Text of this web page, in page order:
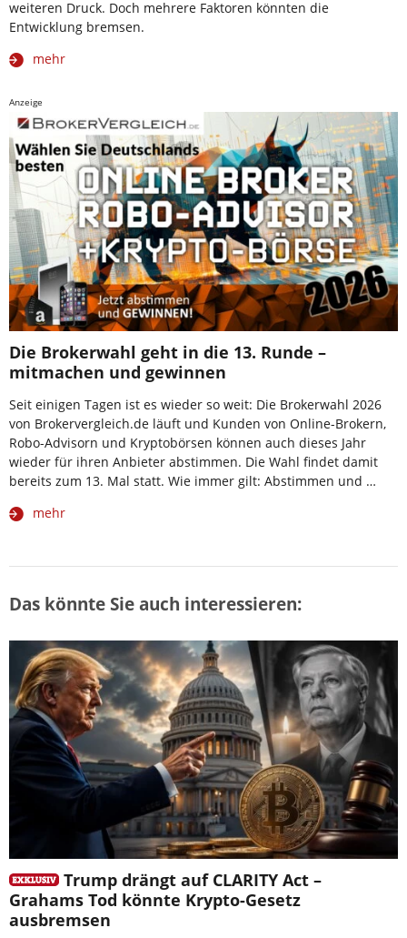
weiteren Druck. Doch mehrere Faktoren könnten die
Entwicklung bremsen.
mehr
Anzeige
Die Brokerwahl geht in die 13. Runde –
mitmachen und gewinnen
Seit einigen Tagen ist es wieder so weit: Die Brokerwahl 2026
von Brokervergleich.de läuft und Kunden von Online-Brokern,
Robo-Advisorn und Kryptobörsen können auch dieses Jahr
wieder für ihren Anbieter abstimmen. Die Wahl findet damit
bereits zum 13. Mal statt. Wie immer gilt: Abstimmen und …
mehr
Das könnte Sie auch interessieren:
Trump drängt auf CLARITY Act –
Grahams Tod könnte Krypto-Gesetz
ausbremsen